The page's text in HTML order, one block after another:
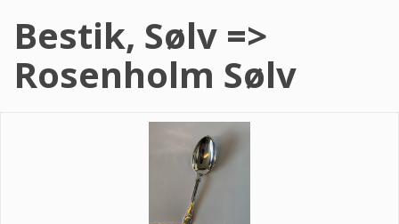
Bestik, Sølv =>
Rosenholm Sølv